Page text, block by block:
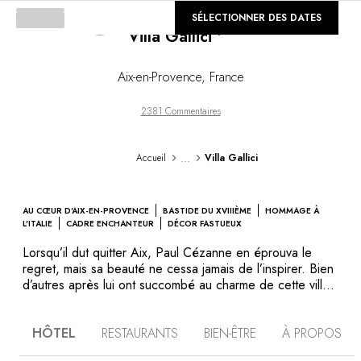
GALERIE
Villa Gallici
Aix-en-Provence, France
2381 Commentaires
Accueil ... Villa Gallici
AU CŒUR D'AIX-EN-PROVENCE BASTIDE DU XVIIIÈME
HOMMAGE À
L'ITALIE
CADRE ENCHANTEUR DÉCOR FASTUEUX
Lorsqu’il dut quitter Aix, Paul Cézanne en éprouva le
regret, mais sa beauté ne cessa jamais de l’inspirer. Bien
d’autres après lui ont succombé au charme de cette ville
jardin empli des parfums de lavande, est somptueuse. La
SÉLECTIONNER DES DATES
HÔTEL RESTAURANTS BIEN-ÊTRE À PROPOS